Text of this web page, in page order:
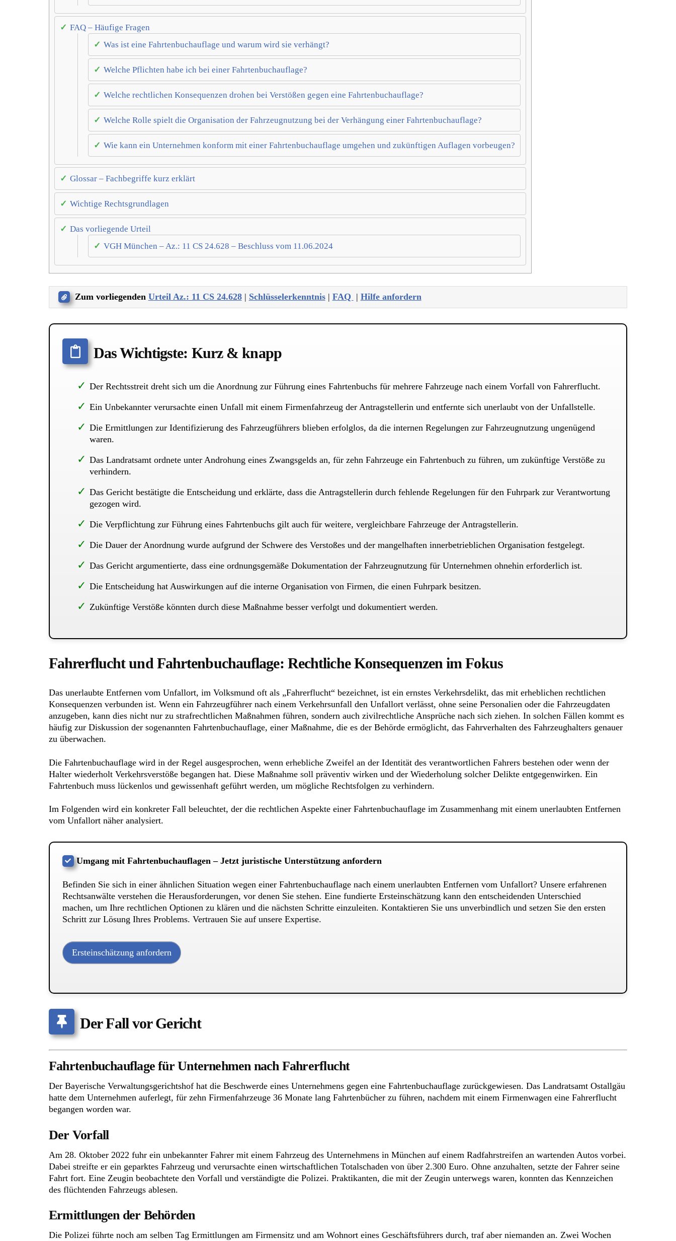
FAQ – Häufige Fragen
Was ist eine Fahrtenbuchauflage und warum wird sie verhängt?
Welche Pflichten habe ich bei einer Fahrtenbuchauflage?
Welche rechtlichen Konsequenzen drohen bei Verstößen gegen eine Fahrtenbuchauflage?
Welche Rolle spielt die Organisation der Fahrzeugnutzung bei der Verhängung einer Fahrtenbuchauflage?
Wie kann ein Unternehmen konform mit einer Fahrtenbuchauflage umgehen und zukünftigen Auflagen vorbeugen?
Glossar – Fachbegriffe kurz erklärt
Wichtige Rechtsgrundlagen
Das vorliegende Urteil
VGH München – Az.: 11 CS 24.628 – Beschluss vom 11.06.2024
Zum vorliegenden Urteil Az.: 11 CS 24.628| Schlüsselerkenntnis| FAQ | Hilfe anfordern
Das Wichtigste: Kurz & knapp
Der Rechtsstreit dreht sich um die Anordnung zur Führung eines Fahrtenbuchs für mehrere Fahrzeuge nach einem Vorfall von Fahrerflucht.
Ein Unbekannter verursachte einen Unfall mit einem Firmenfahrzeug der Antragstellerin und entfernte sich unerlaubt von der Unfallstelle.
Die Ermittlungen zur Identifizierung des Fahrzeugführers blieben erfolglos, da die internen Regelungen zur Fahrzeugnutzung ungenügend
waren.
Das Landratsamt ordnete unter Androhung eines Zwangsgelds an, für zehn Fahrzeuge ein Fahrtenbuch zu führen, um zukünftige Verstöße zu
verhindern.
Das Gericht bestätigte die Entscheidung und erklärte, dass die Antragstellerin durch fehlende Regelungen für den Fuhrpark zur Verantwortung
gezogen wird.
Die Verpflichtung zur Führung eines Fahrtenbuchs gilt auch für weitere, vergleichbare Fahrzeuge der Antragstellerin.
Die Dauer der Anordnung wurde aufgrund der Schwere des Verstoßes und der mangelhaften innerbetrieblichen Organisation festgelegt.
Das Gericht argumentierte, dass eine ordnungsgemäße Dokumentation der Fahrzeugnutzung für Unternehmen ohnehin erforderlich ist.
Die Entscheidung hat Auswirkungen auf die interne Organisation von Firmen, die einen Fuhrpark besitzen.
Zukünftige Verstöße könnten durch diese Maßnahme besser verfolgt und dokumentiert werden.
Fahrerflucht und Fahrtenbuchauflage: Rechtliche Konsequenzen im Fokus
Das unerlaubte Entfernen vom Unfallort, im Volksmund oft als „Fahrerflucht“ bezeichnet, ist ein ernstes Verkehrsdelikt, das mit erheblichen rechtlichen
Konsequenzen verbunden ist. Wenn ein Fahrzeugführer nach einem Verkehrsunfall den Unfallort verlässt, ohne seine Personalien oder die Fahrzeugdaten
anzugeben, kann dies nicht nur zu strafrechtlichen Maßnahmen führen, sondern auch zivilrechtliche Ansprüche nach sich ziehen. In solchen Fällen kommt es
häufig zur Diskussion der sogenannten Fahrtenbuchauflage, einer Maßnahme, die es der Behörde ermöglicht, das Fahrverhalten des Fahrzeughalters genauer
zu überwachen.
Die Fahrtenbuchauflage wird in der Regel ausgesprochen, wenn erhebliche Zweifel an der Identität des verantwortlichen Fahrers bestehen oder wenn der
Halter wiederholt Verkehrsverstöße begangen hat. Diese Maßnahme soll präventiv wirken und der Wiederholung solcher Delikte entgegenwirken. Ein
Fahrtenbuch muss lückenlos und gewissenhaft geführt werden, um mögliche Rechtsfolgen zu verhindern.
Im Folgenden wird ein konkreter Fall beleuchtet, der die rechtlichen Aspekte einer Fahrtenbuchauflage im Zusammenhang mit einem unerlaubten Entfernen
vom Unfallort näher analysiert.
Umgang mit Fahrtenbuchauflagen – Jetzt juristische Unterstützung anfordern
Befinden Sie sich in einer ähnlichen Situation wegen einer Fahrtenbuchauflage nach einem unerlaubten Entfernen vom Unfallort? Unsere erfahrenen
Rechtsanwälte verstehen die Herausforderungen, vor denen Sie stehen. Eine fundierte Ersteinschätzung kann den entscheidenden Unterschied
machen, um Ihre rechtlichen Optionen zu klären und die nächsten Schritte einzuleiten. Kontaktieren Sie uns unverbindlich und setzen Sie den ersten
Schritt zur Lösung Ihres Problems. Vertrauen Sie auf unsere Expertise.
Ersteinschätzung anfordern
Der Fall vor Gericht
Fahrtenbuchauflage für Unternehmen nach Fahrerflucht
Der Bayerische Verwaltungsgerichtshof hat die Beschwerde eines Unternehmens gegen eine Fahrtenbuchauflage zurückgewiesen. Das Landratsamt Ostallgäu
hatte dem Unternehmen auferlegt, für zehn Firmenfahrzeuge 36 Monate lang Fahrtenbücher zu führen, nachdem mit einem Firmenwagen eine Fahrerflucht
begangen worden war.
Der Vorfall
Am 28. Oktober 2022 fuhr ein unbekannter Fahrer mit einem Fahrzeug des Unternehmens in München auf einem Radfahrstreifen an wartenden Autos vorbei.
Dabei streifte er ein geparktes Fahrzeug und verursachte einen wirtschaftlichen Totalschaden von über 2.300 Euro. Ohne anzuhalten, setzte der Fahrer seine
Fahrt fort. Eine Zeugin beobachtete den Vorfall und verständigte die Polizei. Praktikanten, die mit der Zeugin unterwegs waren, konnten das Kennzeichen
des flüchtenden Fahrzeugs ablesen.
Ermittlungen der Behörden
Die Polizei führte noch am selben Tag Ermittlungen am Firmensitz und am Wohnort eines Geschäftsführers durch, traf aber niemanden an. Zwei Wochen